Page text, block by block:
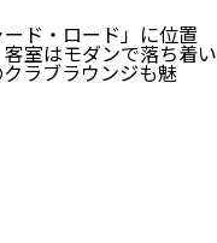
ド・ロード」に位置
室はモダンで落ち着い
ラブラウンジも魅